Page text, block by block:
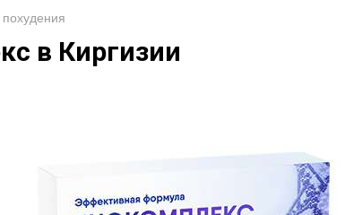
в Киргизии